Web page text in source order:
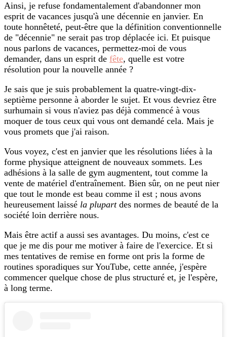
Ainsi, je refuse fondamentalement d'abandonner mon
esprit de vacances jusqu'à une décennie en janvier. En
toute honnêteté, peut-être que la définition conventionnelle
de "décennie" ne serait pas trop déplacée ici. Et puisque
nous parlons de vacances, permettez-moi de vous
demander, dans un esprit de fête, quelle est votre
résolution pour la nouvelle année ?
Je sais que je suis probablement la quatre-vingt-dix-
septième personne à aborder le sujet. Et vous devriez être
surhumain si vous n'aviez pas déjà commencé à vous
moquer de tous ceux qui vous ont demandé cela. Mais je
vous promets que j'ai raison.
Vous voyez, c'est en janvier que les résolutions liées à la
forme physique atteignent de nouveaux sommets. Les
adhésions à la salle de gym augmentent, tout comme la
vente de matériel d'entraînement. Bien sûr, on ne peut nier
que tout le monde est beau comme il est ; nous avons
heureusement laissé la plupartdes normes de beauté de la
société loin derrière nous.
Mais être actif a aussi ses avantages. Du moins, c'est ce
que je me dis pour me motiver à faire de l'exercice. Et si
mes tentatives de remise en forme ont pris la forme de
routines sporadiques sur YouTube, cette année, j'espère
commencer quelque chose de plus structuré et, je l'espère,
à long terme.